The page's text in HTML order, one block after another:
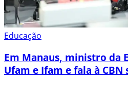
Educação
Em Manaus, ministro da
Ufam e Ifam e fala à